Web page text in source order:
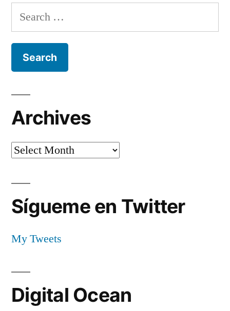
Search
for:
Archives
Archives
Sígueme en Twitter
My Tweets
Digital Ocean